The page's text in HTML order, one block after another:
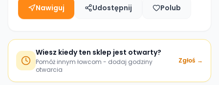
Nawiguj Udostępnij Polub
Wiesz kiedy ten sklep jest otwarty?
Pomóż innym łowcom - dodaj godziny
otwarcia
Zgłoś →